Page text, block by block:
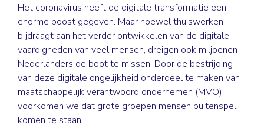
Het coronavirus heeft de digitale transformatie een
enorme boost gegeven. Maar hoewel thuiswerken
bijdraagt aan het verder ontwikkelen van de digitale
vaardigheden van veel mensen, dreigen ook miljoenen
Nederlanders de boot te missen. Door de bestrijding
van deze digitale ongelijkheid onderdeel te maken van
maatschappelijk verantwoord ondernemen (MVO),
voorkomen we dat grote groepen mensen buitenspel
komen te staan.